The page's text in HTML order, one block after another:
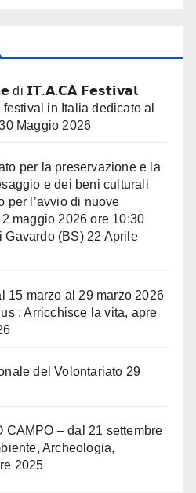
di 𝗜𝗧.𝗔.𝗖𝗔̀ 𝗙𝗲𝘀𝘁𝗶𝘃𝗮𝗹
in Italia dedicato al
Maggio 2026
per la preservazione e la
e dei beni culturali
per l’avvio di nuove
maggio 2026 ore 10:30
Gavardo (BS) 22 Aprile
15 marzo al 29 marzo 2026
: Arricchisce la vita, apre
del Volontariato 29
CAMPO – dal 21 settembre
Archeologia,
2025